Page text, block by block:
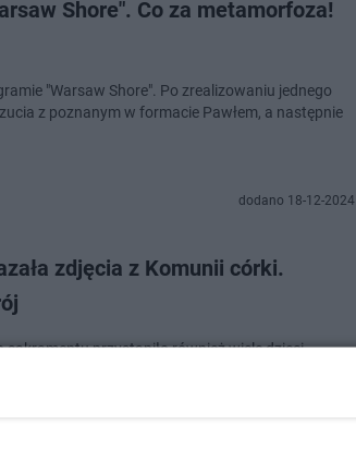
Shore". Co za metamorfoza!
"Warsaw Shore". Po zrealizowaniu jednego
z poznanym w formacie Pawłem, a następnie
dodano 18-12-2024
zdjęcia z Komunii córki.
sakramentu przystąpiło również wiele dzieci